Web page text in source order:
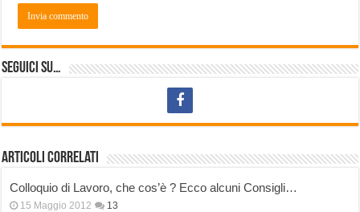
Seguici su…
Articoli correlati
Colloquio di Lavoro, che cos’è ? Ecco alcuni Consigli…
15 Maggio 2012 13